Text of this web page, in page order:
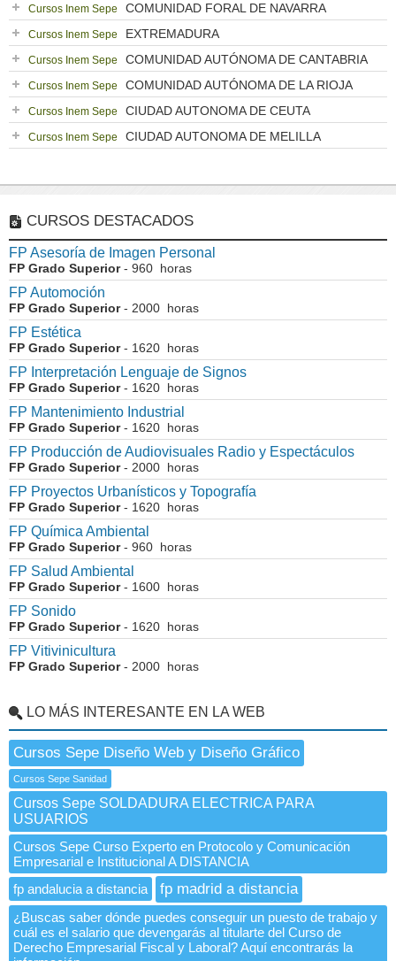
Cursos Inem Sepe COMUNIDAD FORAL DE NAVARRA
Cursos Inem Sepe EXTREMADURA
Cursos Inem Sepe COMUNIDAD AUTÓNOMA DE CANTABRIA
Cursos Inem Sepe COMUNIDAD AUTÓNOMA DE LA RIOJA
Cursos Inem Sepe CIUDAD AUTONOMA DE CEUTA
Cursos Inem Sepe CIUDAD AUTONOMA DE MELILLA
CURSOS DESTACADOS
FP Asesoría de Imagen Personal
FP Grado Superior- 960 horas
FP Automoción
FP Grado Superior- 2000 horas
FP Estética
FP Grado Superior- 1620 horas
FP Interpretación Lenguaje de Signos
FP Grado Superior- 1620 horas
FP Mantenimiento Industrial
FP Grado Superior- 1620 horas
FP Producción de Audiovisuales Radio y Espectáculos
FP Grado Superior- 2000 horas
FP Proyectos Urbanísticos y Topografía
FP Grado Superior- 1620 horas
FP Química Ambiental
FP Grado Superior- 960 horas
FP Salud Ambiental
FP Grado Superior- 1600 horas
FP Sonido
FP Grado Superior- 1620 horas
FP Vitivinicultura
FP Grado Superior- 2000 horas
LO MÁS INTERESANTE EN LA WEB
Cursos Sepe Diseño Web y Diseño Gráfico
Cursos Sepe Sanidad
Cursos Sepe SOLDADURA ELECTRICA PARA
USUARIOS
Cursos Sepe Curso Experto en Protocolo y Comunicación
Empresarial e Institucional A DISTANCIA
fp andalucia a distancia
fp madrid a distancia
¿Buscas saber dónde puedes conseguir un puesto de trabajo y
cuál es el salario que devengarás al titularte del Curso de
Derecho Empresarial Fiscal y Laboral? Aquí encontrarás la